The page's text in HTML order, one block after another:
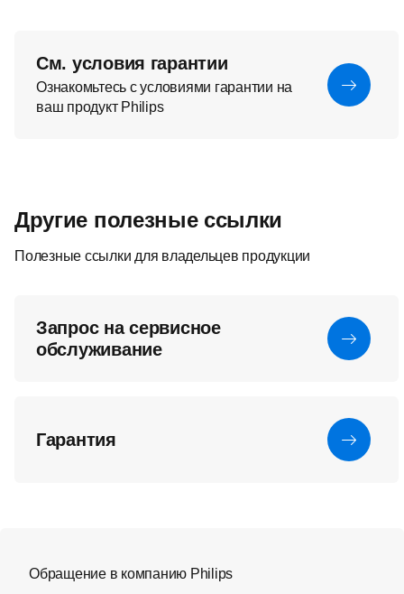
См. условия гарантии
Ознакомьтесь с условиями гарантии на
ваш продукт Philips
Другие полезные ссылки
Полезные ссылки для владельцев продукции
Запрос на сервисное
обслуживание
Гарантия
Обращение в компанию Philips